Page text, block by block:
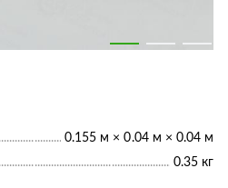
0.155 м × 0.04 м × 0.04 м
0.35 кг